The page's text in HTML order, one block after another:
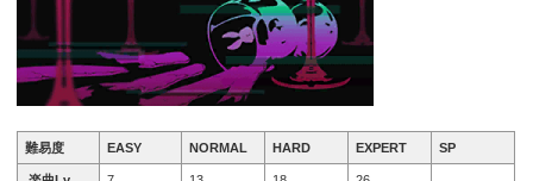
難易度 EASY NORMAL HARD EXPERT SP